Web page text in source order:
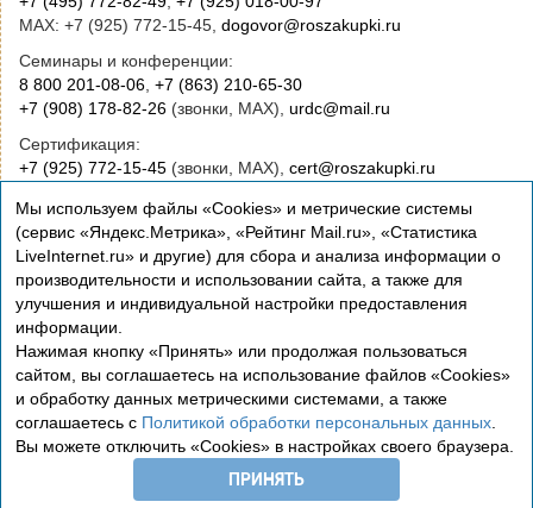
MAX: +7 (925) 772-15-45, dogovor@roszakupki.ru
Семинары и конференции:
8 800 201-08-06, +7 (863) 210-65-30
+7 (908) 178-82-26 (звонки, MAX), urdc@mail.ru
Сертификация:
+7 (925) 772-15-45 (звонки, MAX), cert@roszakupki.ru
Приобретение книг:
+7 (495) 772-00-14,institut@roszakupki.ru
Консультационные услуги и руководство:
+7 (495) 772-01-83, institut@roszakupki.ru
Сертификация
Политика обработки персональных данных
Мы используем файлы «Cookies» и метрические системы
(сервис «Яндекс.Метрика», «Рейтинг Mail.ru», «Статистика
LiveInternet.ru» и другие) для сбора и анализа информации о
производительности и использовании сайта, а также для
улучшения и индивидуальной настройки предоставления
информации.
Нажимая кнопку «Принять» или продолжая пользоваться
сайтом, вы соглашаетесь на использование файлов «Cookies»
и обработку данных метрическими системами, а также
соглашаетесь с Политикой обработки персональных данных
Вы можете отключить «Cookies» в настройках своего браузера.
ПРИНЯТЬ